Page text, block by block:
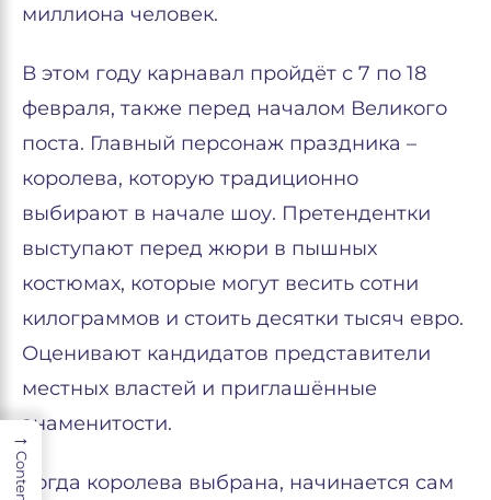
миллиона человек.
В этом году карнавал пройдёт с 7 по 18
февраля, также перед началом Великого
поста. Главный персонаж праздника –
королева, которую традиционно
выбирают в начале шоу. Претендентки
выступают перед жюри в пышных
костюмах, которые могут весить сотни
килограммов и стоить десятки тысяч евро.
Оценивают кандидатов представители
местных властей и приглашённые
знаменитости.
Когда королева выбрана, начинается сам
→
Contents